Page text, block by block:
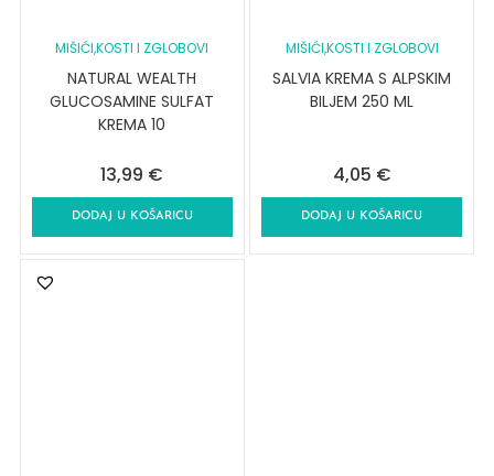
MIŠIĆI,KOSTI I ZGLOBOVI
NATURAL WEALTH
GLUCOSAMINE SULFAT
KREMA 10
13,99 €
DODAJ U KOŠARICU
MIŠIĆI,KOSTI I ZGLOBOVI
SALVIA KREMA S ALPSKIM
BILJEM 250 ML
4,05 €
DODAJ U KOŠARICU